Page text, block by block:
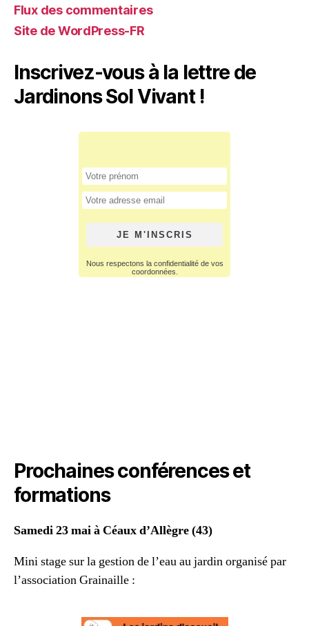
Flux des commentaires
Site de WordPress-FR
Inscrivez-vous à la lettre de
Jardinons Sol Vivant !
Prochaines conférences et
formations
Samedi 23 mai à Céaux d’Allègre (43)
Mini stage sur la gestion de l’eau au jardin organisé par
l’association Grainaille :